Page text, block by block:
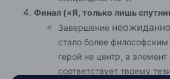
Финал («Я, только лишь
Завершение
стало более философским
герой не центр, а
соответствует твоему